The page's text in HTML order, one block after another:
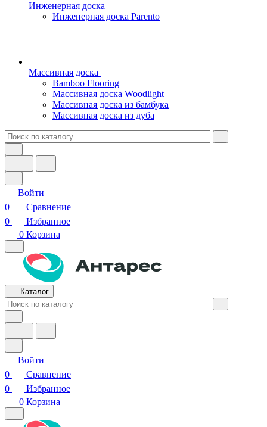
Инженерная доска
Инженерная доска Parento
Массивная доска
Bamboo Flooring
Массивная доска Woodlight
Массивная доска из бамбука
Массивная доска из дуба
Войти
0
Сравнение
0
Избранное
0 Корзина
Каталог
Войти
0
Сравнение
0
Избранное
0 Корзина